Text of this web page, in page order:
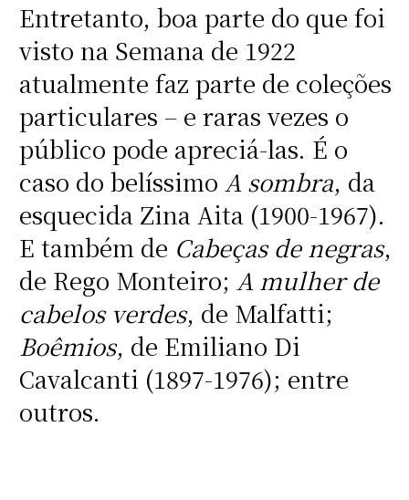
Entretanto, boa parte do que foi
visto na Semana de 1922
atualmente faz parte de coleções
particulares – e raras vezes o
público pode apreciá-las. É o
caso do belíssimo A sombra, da
esquecida Zina Aita (1900-1967).
E também de Cabeças de negras,
de Rego Monteiro; A mulher de
cabelos verdes, de Malfatti;
Boêmios, de Emiliano Di
Cavalcanti (1897-1976); entre
outros.